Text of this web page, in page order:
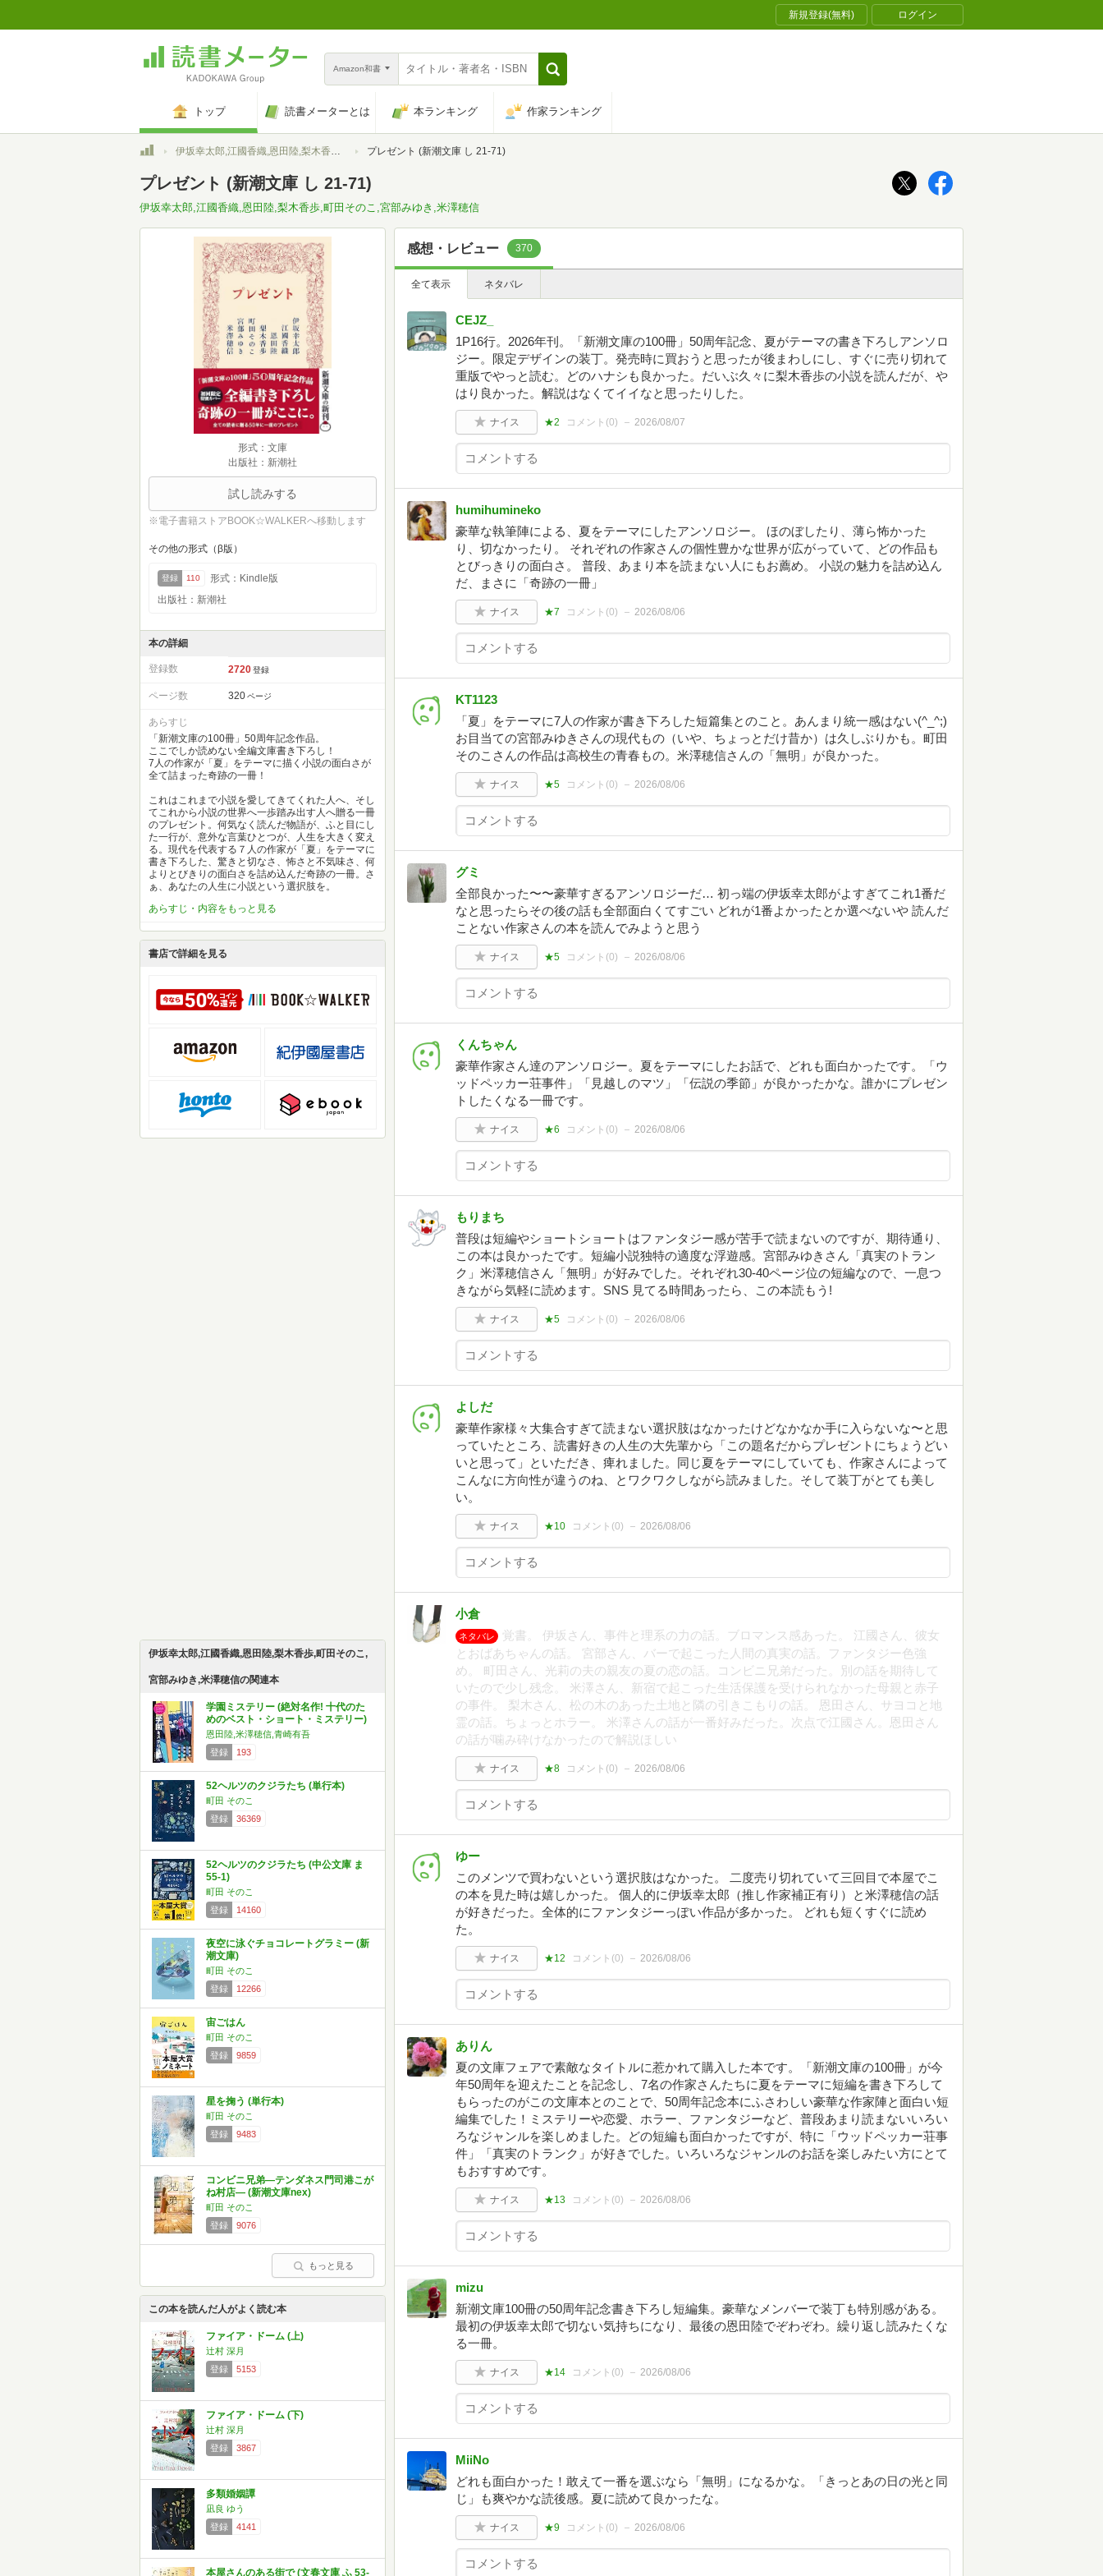
新規登録(無料) ログイン
Amazon和書
トップ 読書メーターとは 本ランキング 作家ランキング
トップ伊坂幸太郎,江國香織,恩田陸,梨木香歩,町田そのこ,宮部みゆき,米澤穂信 プレゼント (新潮文庫 し 21-71)
プレゼント (新潮文庫 し 21-71)
伊坂幸太郎,江國香織,恩田陸,梨木香歩,町田そのこ,宮部みゆき,米澤穂信
形式：文庫
出版社：新潮社
試し読みする
※電子書籍ストアBOOK☆WALKERへ移動します
その他の形式（β版）
登録 110
形式：Kindle版
出版社：新潮社
本の詳細
登録数 2720 登録
ページ数 320 ページ
あらすじ
「新潮文庫の100冊」50周年記念作品。
ここでしか読めない全編文庫書き下ろし！
7人の作家が「夏」をテーマに描く小説の面白さが
全て詰まった奇跡の一冊！
これはこれまで小説を愛してきてくれた人へ、そし
てこれから小説の世界へ一歩踏み出す人へ贈る一冊
のプレゼント。何気なく読んだ物語が、ふと目にし
た一行が、意外な言葉ひとつが、人生を大きく変え
る。現代を代表する７人の作家が「夏」をテーマに
書き下ろした、驚きと切なさ、怖さと不気味さ、何
よりとびきりの面白さを詰め込んだ奇跡の一冊。さ
ぁ、あなたの人生に小説という選択肢を。
あらすじ・内容をもっと見る
書店で詳細を見る
伊坂幸太郎,江國香織,恩田陸,梨木香歩,町田そのこ,
宮部みゆき,米澤穂信の関連本
学園ミステリー (絶対名作! 十代のた
めのベスト・ショート・ミステリー)
恩田陸,米澤穂信,青崎有吾
登録
193
52ヘルツのクジラたち (単行本)
町田 そのこ
登録
36369
52ヘルツのクジラたち (中公文庫 ま
55-1)
町田 そのこ
登録
14160
夜空に泳ぐチョコレートグラミー (新
潮文庫)
町田 そのこ
登録
12266
宙ごはん
町田 そのこ
登録
9859
星を掬う (単行本)
町田 そのこ
登録
9483
コンビニ兄弟―テンダネス門司港こが
ね村店― (新潮文庫nex)
町田 そのこ
登録
9076
もっと見る
この本を読んだ人がよく読む本
ファイア・ドーム (上)
辻村 深月
登録
5153
ファイア・ドーム (下)
辻村 深月
登録
3867
多類婚姻譚
凪良 ゆう
登録
4141
本屋さんのある街で (文春文庫 ふ 53-
感想・レビュー 370
全て表示 ネタバレ
CEJZ_
1P16行。2026年刊。「新潮文庫の100冊」50周年記念、夏がテーマの書き下ろしアンソロ
ジー。限定デザインの装丁。発売時に買おうと思ったが後まわしにし、すぐに売り切れて
重版でやっと読む。どのハナシも良かった。だいぶ久々に梨木香歩の小説を読んだが、や
はり良かった。解説はなくてイイなと思ったりした。
ナイス ★2 コメント(0) 2026/08/07
humihumineko
豪華な執筆陣による、夏をテーマにしたアンソロジー。 ほのぼしたり、薄ら怖かった
り、切なかったり。 それぞれの作家さんの個性豊かな世界が広がっていて、どの作品も
とびっきりの面白さ。 普段、あまり本を読まない人にもお薦め。 小説の魅力を詰め込ん
だ、まさに「奇跡の一冊」
ナイス ★7 コメント(0) 2026/08/06
KT1123
「夏」をテーマに7人の作家が書き下ろした短篇集とのこと。あんまり統一感はない(^_^;)
お目当ての宮部みゆきさんの現代もの（いや、ちょっとだけ昔か）は久しぶりかも。町田
そのこさんの作品は高校生の青春もの。米澤穂信さんの「無明」が良かった。
ナイス ★5 コメント(0) 2026/08/06
グミ
全部良かった〜〜豪華すぎるアンソロジーだ… 初っ端の伊坂幸太郎がよすぎてこれ1番だ
なと思ったらその後の話も全部面白くてすごい どれが1番よかったとか選べないや 読んだ
ことない作家さんの本を読んでみようと思う
ナイス ★5 コメント(0) 2026/08/06
くんちゃん
豪華作家さん達のアンソロジー。夏をテーマにしたお話で、どれも面白かったです。「ウ
ッドペッカー荘事件」「見越しのマツ」「伝説の季節」が良かったかな。誰かにプレゼン
トしたくなる一冊です。
ナイス ★6 コメント(0) 2026/08/06
もりまち
普段は短編やショートショートはファンタジー感が苦手で読まないのですが、期待通り、
この本は良かったです。短編小説独特の適度な浮遊感。宮部みゆきさん「真実のトラン
ク」米澤穂信さん「無明」が好みでした。それぞれ30-40ページ位の短編なので、一息つ
きながら気軽に読めます。SNS 見てる時間あったら、この本読もう!
ナイス ★5 コメント(0) 2026/08/06
よしだ
豪華作家様々大集合すぎて読まない選択肢はなかったけどなかなか手に入らないな〜と思
っていたところ、読書好きの人生の大先輩から「この題名だからプレゼントにちょうどい
いと思って」といただき、痺れました。同じ夏をテーマにしていても、作家さんによって
こんなに方向性が違うのね、とワクワクしながら読みました。そして装丁がとても美し
い。
ナイス ★10 コメント(0) 2026/08/06
小倉
ネタバレ
覚書。 伊坂さん、事件と理系の力の話。ブロマンス感あった。 江國さん、彼女
とおばあちゃんの話。 宮部さん、バーで起こった人間の真実の話。ファンタジー色強
め。 町田さん、光莉の夫の親友の夏の恋の話。コンビニ兄弟だった。別の話を期待して
いたので少し残念。 米澤さん、新宿で起こった生活保護を受けられなかった母親と赤子
の事件。 梨木さん、松の木のあった土地と隣の引きこもりの話。 恩田さん、サヨコと地
霊の話。ちょっとホラー。 米澤さんの話が一番好みだった。次点で江國さん。恩田さん
の話が噛み砕けなかったので解説ほしい
ナイス ★8 コメント(0) 2026/08/06
ゆー
このメンツで買わないという選択肢はなかった。 二度売り切れていて三回目で本屋でこ
の本を見た時は嬉しかった。 個人的に伊坂幸太郎（推し作家補正有り）と米澤穂信の話
が好きだった。全体的にファンタジーっぽい作品が多かった。 どれも短くすぐに読め
た。
ナイス ★12 コメント(0) 2026/08/06
ありん
夏の文庫フェアで素敵なタイトルに惹かれて購入した本です。「新潮文庫の100冊」が今
年50周年を迎えたことを記念し、7名の作家さんたちに夏をテーマに短編を書き下ろして
もらったのがこの文庫本とのことで、50周年記念本にふさわしい豪華な作家陣と面白い短
編集でした！ミステリーや恋愛、ホラー、ファンタジーなど、普段あまり読まないいろい
ろなジャンルを楽しめました。どの短編も面白かったですが、特に「ウッドペッカー荘事
件」「真実のトランク」が好きでした。いろいろなジャンルのお話を楽しみたい方にとて
もおすすめです。
ナイス ★13 コメント(0) 2026/08/06
mizu
新潮文庫100冊の50周年記念書き下ろし短編集。豪華なメンバーで装丁も特別感がある。
最初の伊坂幸太郎で切ない気持ちになり、最後の恩田陸でぞわぞわ。繰り返し読みたくな
る一冊。
ナイス ★14 コメント(0) 2026/08/06
MiiNo
どれも面白かった！敢えて一番を選ぶなら「無明」になるかな。「きっとあの日の光と同
じ」も爽やかな読後感。夏に読めて良かったな。
ナイス ★9 コメント(0) 2026/08/06